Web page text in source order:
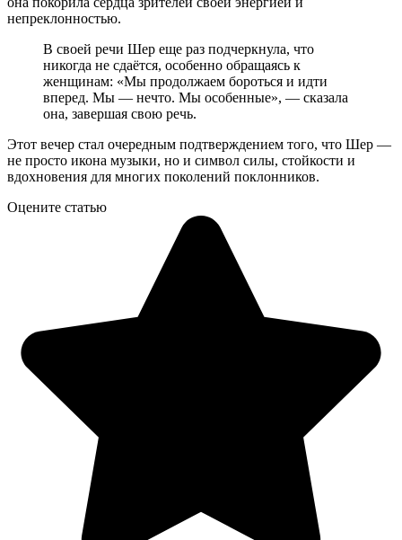
непреклонностью.
В своей речи Шер еще раз подчеркнула, что
никогда не сдаётся, особенно обращаясь к
женщинам: «Мы продолжаем бороться и идти
вперед. Мы — нечто. Мы особенные», — сказала
она, завершая свою речь.
Этот вечер стал очередным подтверждением того, что Шер —
не просто икона музыки, но и символ силы, стойкости и
вдохновения для многих поколений поклонников.
Оцените статью